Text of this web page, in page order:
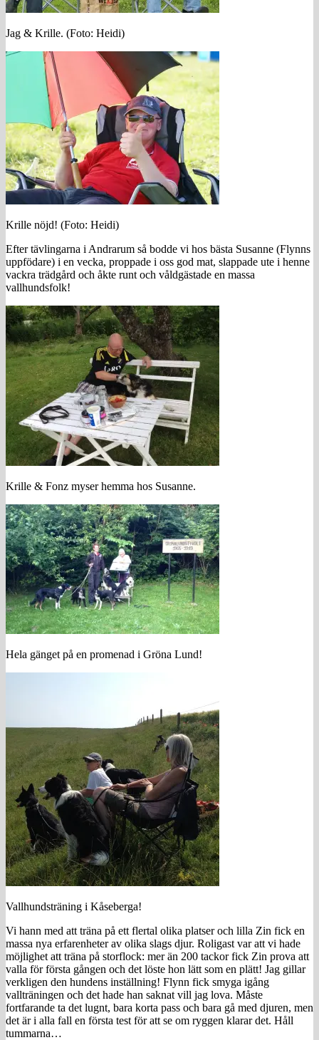
Jag & Krille. (Foto: Heidi)
Krille nöjd! (Foto: Heidi)
Efter tävlingarna i Andrarum så bodde vi hos bästa Susanne (Flynns
uppfödare) i en vecka, proppade i oss god mat, slappade ute i henne
vackra trädgård och åkte runt och våldgästade en massa
vallhundsfolk!
Krille & Fonz myser hemma hos Susanne.
Hela gänget på en promenad i Gröna Lund!
Vallhundsträning i Kåseberga!
Vi hann med att träna på ett flertal olika platser och lilla Zin fick en
massa nya erfarenheter av olika slags djur. Roligast var att vi hade
möjlighet att träna på storflock: mer än 200 tackor fick Zin prova att
valla för första gången och det löste hon lätt som en plätt! Jag gillar
verkligen den hundens inställning! Flynn fick smyga igång
vallträningen och det hade han saknat vill jag lova. Måste
fortfarande ta det lugnt, bara korta pass och bara gå med djuren, men
det är i alla fall en första test för att se om ryggen klarar det. Håll
tummarna…